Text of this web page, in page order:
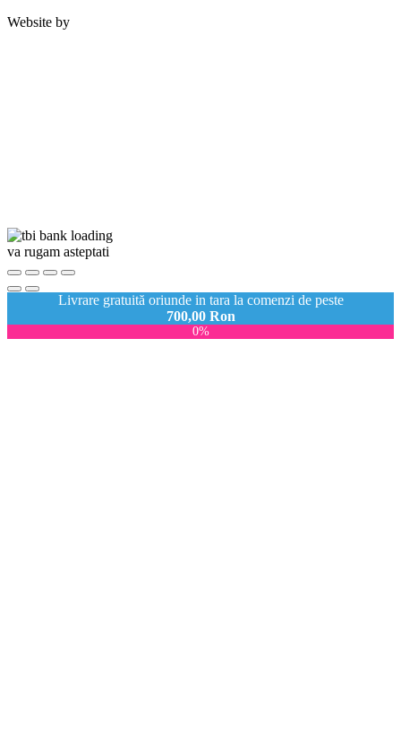
Website by
va rugam asteptati
Livrare gratuită oriunde in tara la comenzi de peste
700,00 Ron
0%